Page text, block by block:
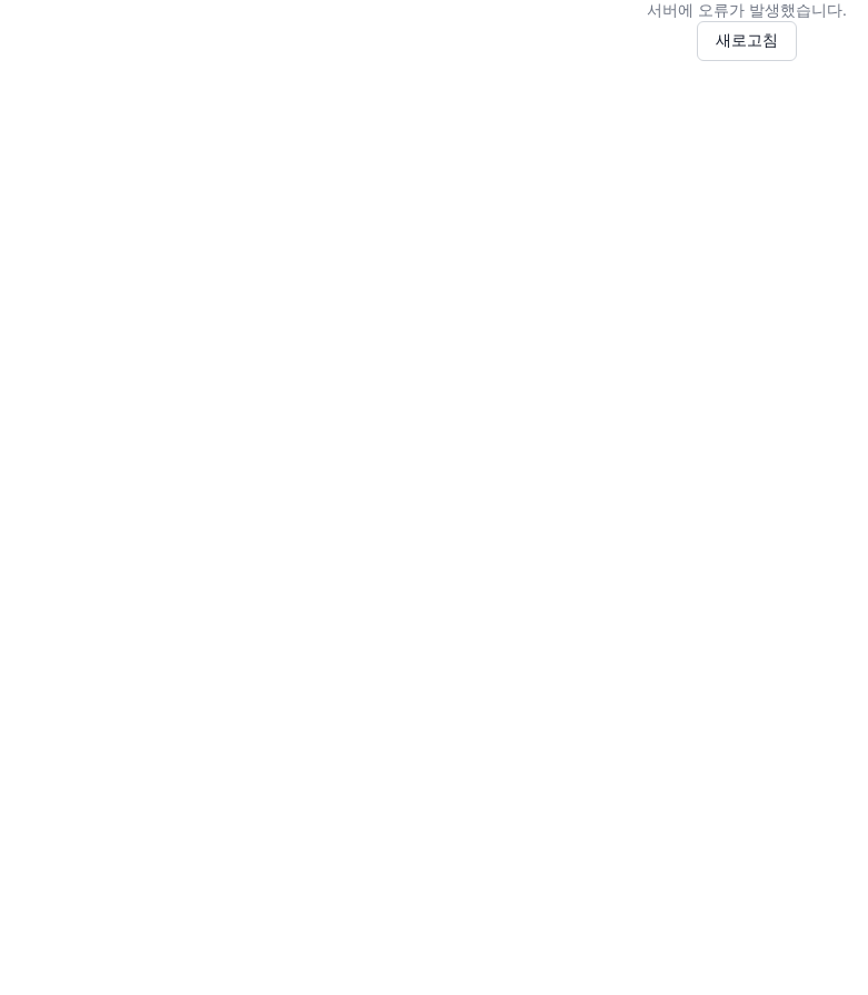
서버에 오류가 발생했습니다.
새로고침